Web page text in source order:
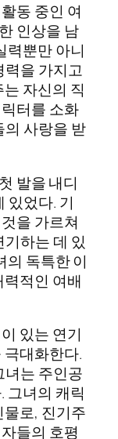
동 중인 여
인상을 남
력뿐만 아니
력을 가지고
자신의 직
터를 소화
의 사랑을 받
발을 내디
있었다. 기
을 가르쳐
하는 데 있
의 독특한 이
적인 여배
있는 연기
극대화한다.
녀는 주인공
그녀의 캐릭
물로, 진기주
들의 호평